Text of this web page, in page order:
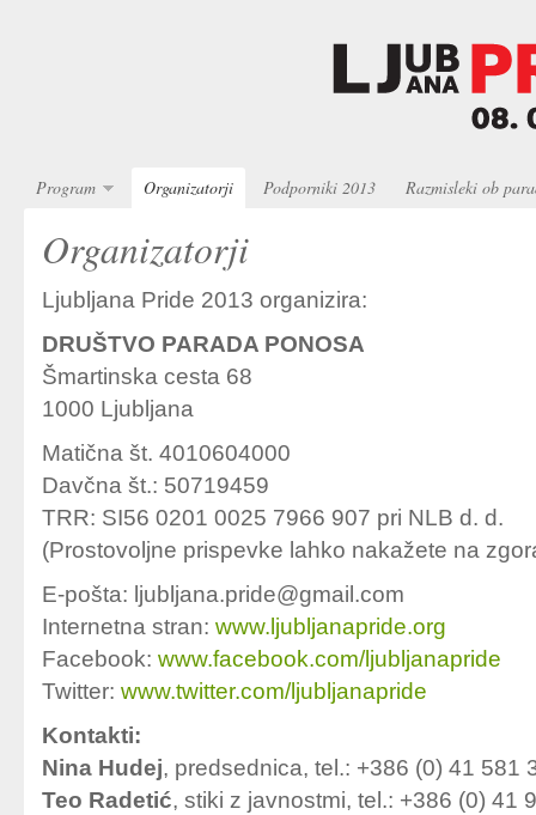
Program Organizatorji Podporniki 2013 Razmisleki ob
Organizatorji
Ljubljana Pride 2013 organizira:
DRUŠTVO PARADA PONOSA
Šmartinska cesta 68
1000 Ljubljana
Matična št. 4010604000
Davčna št.: 50719459
TRR: SI56 0201 0025 7966 907 pri NLB d. d.
(Prostovoljne prispevke lahko nakažete na
E-pošta: ljubljana.pride@gmail.com
Internetna stran: www.ljubljanapride.org
Facebook: www.facebook.com/ljubljanapride
Twitter: www.twitter.com/ljubljanapride
Kontakti:
Nina Hudej, predsednica, tel.: +386 (0) 41 581
Teo Radetić, stiki z javnostmi, tel.: +386 (0) 41